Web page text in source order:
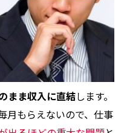
まま収入に直結します。
月もらえないので、仕事